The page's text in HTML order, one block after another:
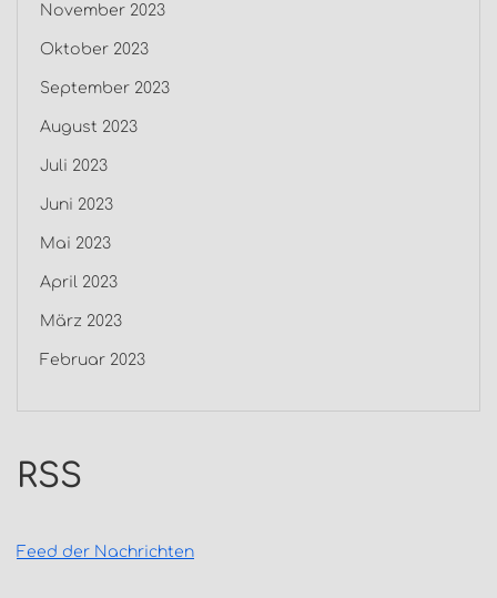
November 2023
Oktober 2023
September 2023
August 2023
Juli 2023
Juni 2023
Mai 2023
April 2023
März 2023
Februar 2023
RSS
Feed der Nachrichten